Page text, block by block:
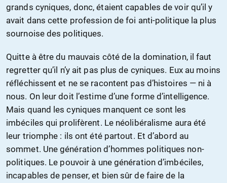
grands cyniques, donc, étaient capables de voir qu’il y
avait dans cette profession de foi anti-politique la plus
sournoise des politiques.
Quitte à être du mauvais côté de la domination, il faut
regretter qu’il n’y ait pas plus de cyniques. Eux au moins
réfléchissent et ne se racontent pas d’histoires — ni à
nous. On leur doit l’estime d’une forme d’intelligence.
Mais quand les cyniques manquent ce sont les
imbéciles qui prolifèrent. Le néolibéralisme aura été
leur triomphe : ils ont été partout. Et d’abord au
sommet. Une génération d’hommes politiques non-
politiques. Le pouvoir à une génération d’imbéciles,
incapables de penser, et bien sûr de faire de la